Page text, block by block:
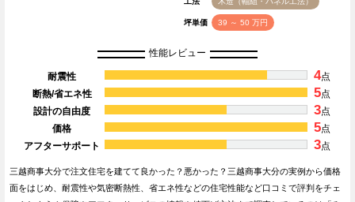
坪単価 39 ～ 50 万円
性能レビュー
耐震性 4点
断熱/省エネ性
5点
設計の自由度
3点
価格
5点
アフターサポート
3点
三越商事大分で注文住宅を建てて良かった？悪かった？三越商事大分の実例から価格
面をはじめ、耐震性や気密断熱性、省エネ性などの住宅性能など口コミで評判をチェ